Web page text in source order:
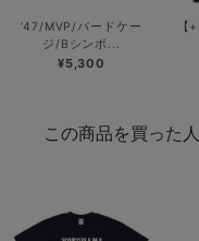
’47/MVP/バードケー
ジ/Bシンボ...
¥5,300
【
この商品を買った